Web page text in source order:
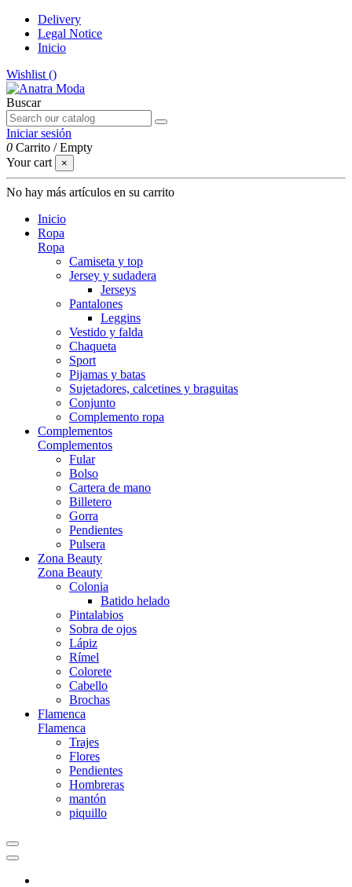
Delivery
Legal Notice
Inicio
Wishlist ()
Buscar
Iniciar sesión
0 Carrito /Empty
Your cart
×
No hay más artículos en su carrito
Inicio
Ropa
Ropa
Camiseta y top
Jersey y sudadera
Jerseys
Pantalones
Leggins
Vestido y falda
Chaqueta
Sport
Pijamas y batas
Sujetadores, calcetines y braguitas
Conjunto
Complemento ropa
Complementos
Complementos
Fular
Bolso
Cartera de mano
Billetero
Gorra
Pendientes
Pulsera
Zona Beauty
Zona Beauty
Colonia
Batido helado
Pintalabios
Sobra de ojos
Lápiz
Rímel
Colorete
Cabello
Brochas
Flamenca
Flamenca
Trajes
Flores
Pendientes
Hombreras
mantón
piquillo